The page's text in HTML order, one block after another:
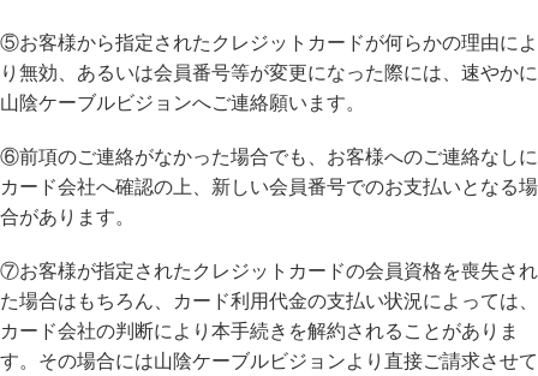
⑤お客様から指定されたクレジットカードが何らかの理由によ
り無効、あるいは会員番号等が変更になった際には、速やかに
山陰ケーブルビジョンへご連絡願います。
⑥前項のご連絡がなかった場合でも、お客様へのご連絡なしに
カード会社へ確認の上、新しい会員番号でのお支払いとなる場
合があります。
⑦お客様が指定されたクレジットカードの会員資格を喪失され
た場合はもちろん、カード利用代金の支払い状況によっては、
カード会社の判断により本手続きを解約されることがありま
す。その場合には山陰ケーブルビジョンより直接ご請求させて